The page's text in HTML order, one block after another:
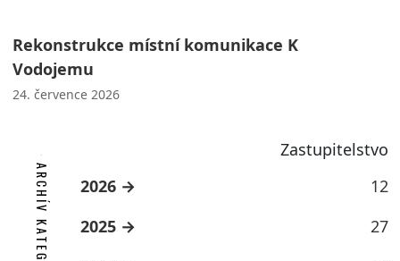
Rekonstrukce místní komunikace K
Vodojemu
24. července 2026
Zastupitelstvo
ARCHÍV KATEGORIE 2026
12
2025
27